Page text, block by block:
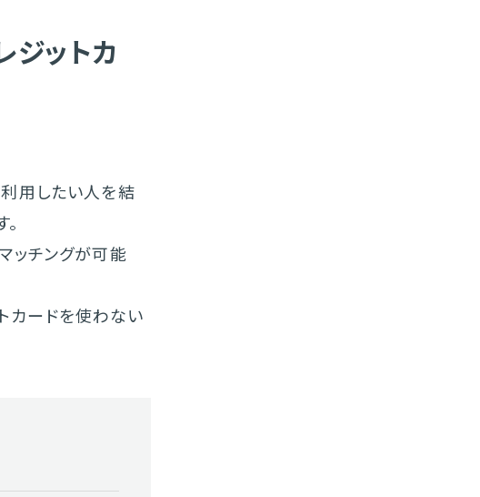
ットカ
用したい人を結
ッチングが可能
カードを使わない